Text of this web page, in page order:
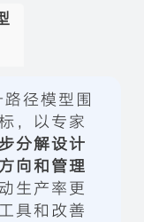
径模型 围
，以专家
分解设计
向和管理
生产率更
具和改善